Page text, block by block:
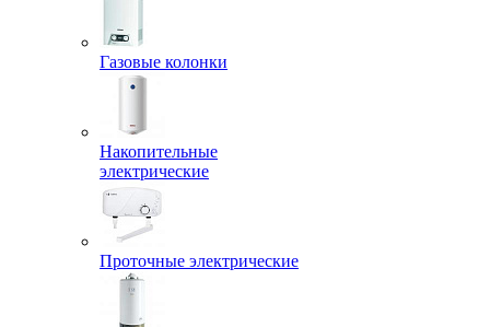
Газовые колонки
Накопительные
электрические
Проточные электрические